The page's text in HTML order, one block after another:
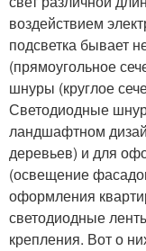
воздействием
подсветка бывает
(прямоугольное
шнуры (круглое
Светодиодные
ландшафтном
деревьев) и для
(освещение
оформления
светодиодные
крепления. Вот о